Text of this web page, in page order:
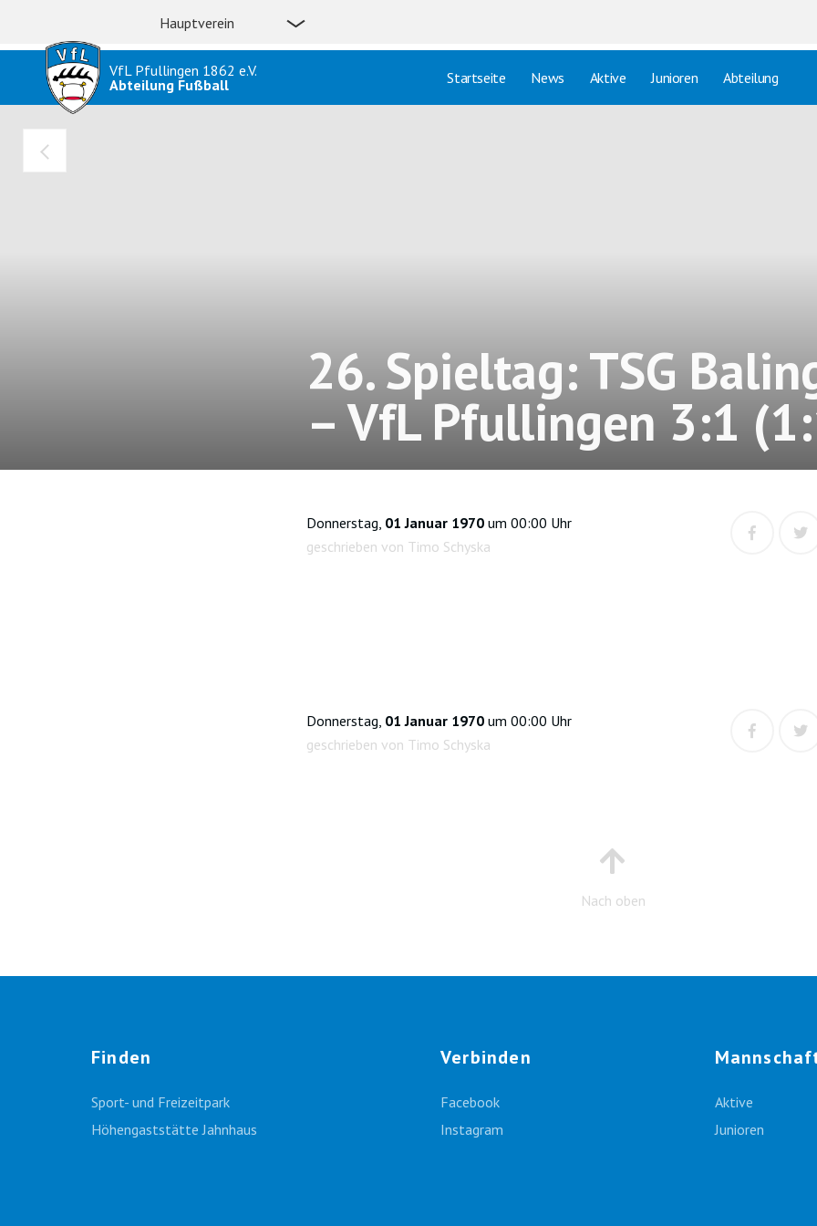
VfL Pfullingen 1862 e.V.
Abteilung Fußball
Hauptverein
Startseite News Aktive Junioren Abteilung
26. Spieltag: TSG
– VfL Pfullingen 3:1
Donnerstag, 01 Januar 1970 um 00:00 Uhr
geschrieben von Timo Schyska
Donnerstag, 01 Januar 1970 um 00:00 Uhr
geschrieben von Timo Schyska
Nach oben
Finden
Sport- und Freizeitpark
Höhengaststätte Jahnhaus
Verbinden
Facebook
Instagram
Aktive
Junioren